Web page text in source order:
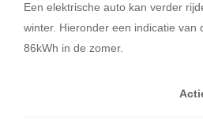
Een elektrische auto kan verder
winter. Hieronder een indicatie van
86kWh in de zomer.